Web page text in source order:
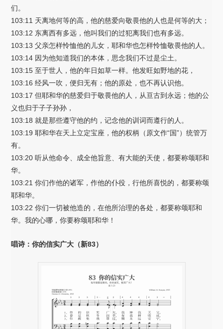
们。
103:11 天离地何等的高，他的慈爱向敬畏他的人也是何等的大；
103:12 东离西有多远，他叫我们的过犯离我们也有多远。
103:13 父亲怎样怜恤他的儿女，耶和华也怎样怜恤敬畏他的人。
103:14 因为他知道我们的本体，思念我们不过是尘土。
103:15 至于世人，他的年日如草一样。他发旺如野地的花，
103:16 经风一吹，便归无有；他的原处，也不再认识他。
103:17 但耶和华的慈爱归于敬畏他的人，从亘古到永远；他的公
义也归于子子孙孙，
103:18 就是那些遵守他的约，记念他的训词而遵行的人。
103:19 耶和华在天上立定宝座，他的权柄（原文作“国”）统管万
有。
103:20 听从他命令、成全他旨意、有大能的天使，都要称颂耶和
华。
103:21 你们作他的诸军，作他的仆役，行他所喜悦的，都要称颂
耶和华。
103:22 你们一切被他造的，在他所治理的各处，都要称颂耶和
华。我的心哪，你要称颂耶和华！
唱诗：你的信实广大（新83）